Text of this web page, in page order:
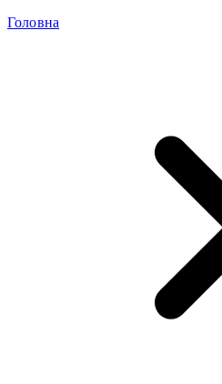
Головна